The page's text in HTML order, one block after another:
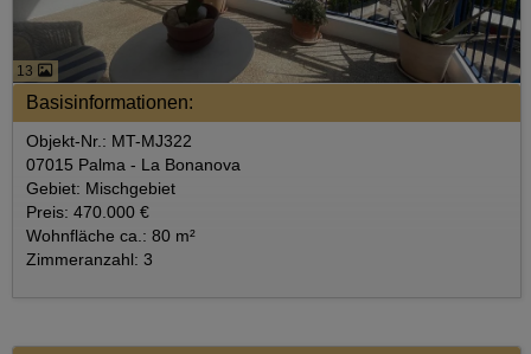
13
Basisinformationen:
Objekt-Nr.: MT-MJ322
07015 Palma - La Bonanova
Gebiet: Mischgebiet
Preis: 470.000 €
Wohnfläche ca.: 80 m²
Zimmeranzahl: 3